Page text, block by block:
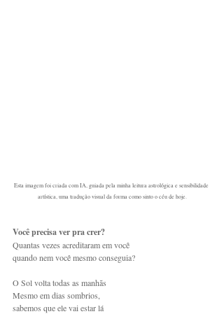
Esta imagem foi criada com IA, guiada pela minha leitura astrológica e sensibilidade
artística, uma tradução visual da forma como sinto o céu de hoje.
Você precisa ver pra crer?
Quantas vezes acreditaram em você
quando nem você mesmo conseguia?
O Sol volta todas as manhãs
Mesmo em dias sombrios,
sabemos que ele vai estar lá